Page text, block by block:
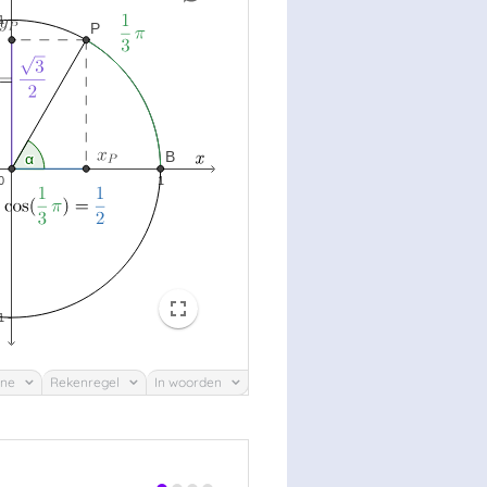
Rekenregel In woorden